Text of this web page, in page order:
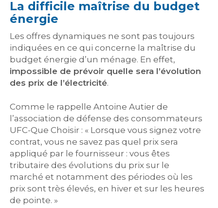
La difficile maîtrise du budget
énergie
Les offres dynamiques ne sont pas toujours
indiquées en ce qui concerne la maîtrise du
budget énergie d’un ménage. En effet,
impossible de prévoir quelle sera l’évolution
des prix de l’électricité.
Comme le rappelle Antoine Autier de
l’association de défense des consommateurs
UFC-Que Choisir : « Lorsque vous signez votre
contrat, vous ne savez pas quel prix sera
appliqué par le fournisseur : vous êtes
tributaire des évolutions du prix sur le
marché et notamment des périodes où les
prix sont très élevés, en hiver et sur les heures
de pointe. »